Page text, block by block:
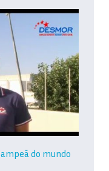
do mundo